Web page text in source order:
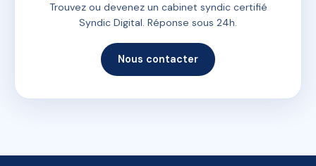
Trouvez ou devenez un cabinet syndic certifié
Syndic Digital. Réponse sous 24h.
Nous contacter